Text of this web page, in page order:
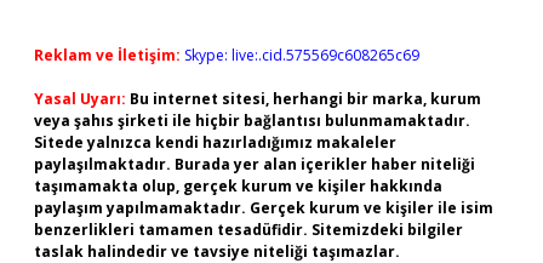
Reklam ve İletişim: Skype: live:.cid.575569c608265c69
Yasal Uyarı: Bu internet sitesi, herhangi bir marka, kurum
veya şahıs şirketi ile hiçbir bağlantısı bulunmamaktadır.
Sitede yalnızca kendi hazırladığımız makaleler
paylaşılmaktadır. Burada yer alan içerikler haber niteliği
taşımamakta olup, gerçek kurum ve kişiler hakkında
paylaşım yapılmamaktadır. Gerçek kurum ve kişiler ile isim
benzerlikleri tamamen tesadüfidir. Sitemizdeki bilgiler
taslak halindedir ve tavsiye niteliği taşımazlar.